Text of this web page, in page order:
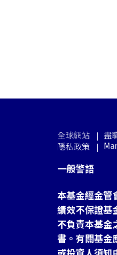
全球網站 盡
隱私政策
一般警語
本基金經金管
績效不保證基
不負責本基金
書。有關基金